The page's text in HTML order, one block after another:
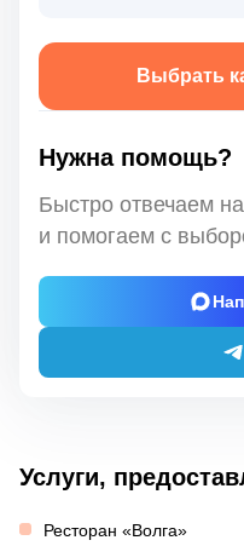
Выбрать
Нужна помощь?
Быстро отвечаем
и помогаем с
Услуги,
Ресторан «Волга»